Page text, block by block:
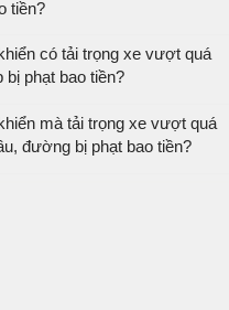
tiền?
có tải trọng xe vượt quá
bị phạt bao tiền?
mà tải trọng xe vượt quá
đường bị phạt bao tiền?